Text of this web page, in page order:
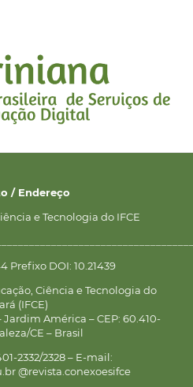
/ Endereço
e Tecnologia do IFCE
Prefixo DOI: 10.21439
Ciência e Tecnologia do
(IFCE)
Jardim América – CEP: 60.410-
CE – Brasil
2332/2328 – E-mail:
@revista.conexoesifce